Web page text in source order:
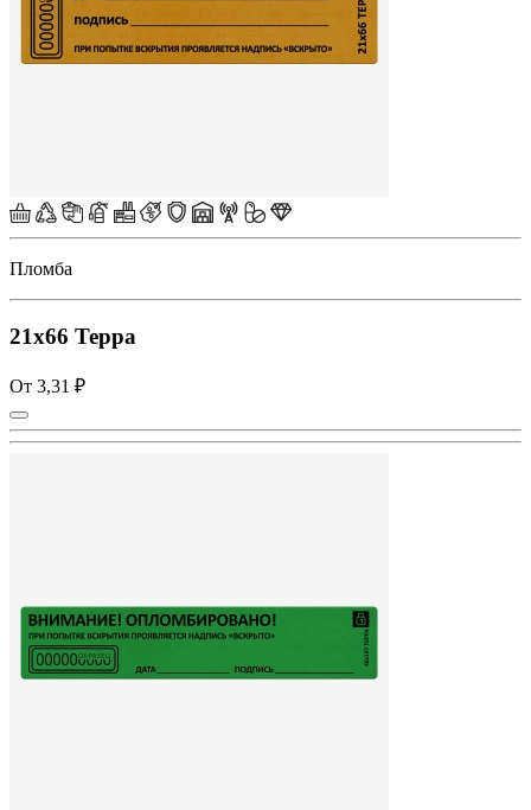
Пломба
21х66 Терра
От 3,31 ₽